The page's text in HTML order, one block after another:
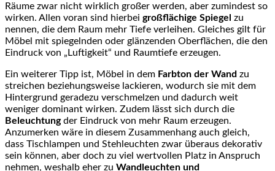
Räume zwar nicht wirklich großer werden, aber zumindest so
wirken. Allen voran sind hierbei großflächige Spiegel zu
nennen, die dem Raum mehr Tiefe verleihen. Gleiches gilt für
Möbel mit spiegelnden oder glänzenden Oberflächen, die den
Eindruck von „Luftigkeit“ und Raumtiefe erzeugen.
Ein weiterer Tipp ist, Möbel in dem Farbton der Wand zu
streichen beziehungsweise lackieren, wodurch sie mit dem
Hintergrund geradezu verschmelzen und dadurch weit
weniger dominant wirken. Zudem lässt sich durch die
Beleuchtungder Eindruck von mehr Raum erzeugen.
Anzumerken wäre in diesem Zusammenhang auch gleich,
dass Tischlampen und Stehleuchten zwar überaus dekorativ
sein können, aber doch zu viel wertvollen Platz in Anspruch
nehmen, weshalb eher zu Wandleuchten und